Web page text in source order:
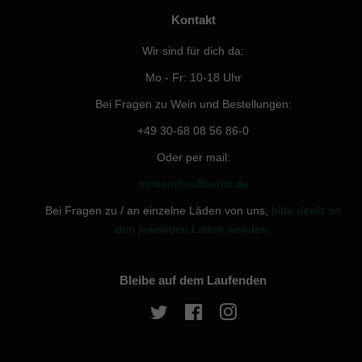
Kontakt
Wir sind für dich da:
Mo - Fr: 10-18 Uhr
Bei Fragen zu Wein und Bestellungen:
+49 30-68 08 56 86-0
Oder per mail:
trinken@suffberlin.de
Bei Fragen zu / an einzelne Läden von uns,
bitte direkt an
den jeweiligen Laden wenden.
Bleibe auf dem Laufenden
Twitter Facebook